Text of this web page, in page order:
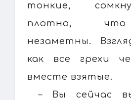
тонкие,
плотно,
незаметны.
как все грехи
вместе взятые.
– Вы сейчас